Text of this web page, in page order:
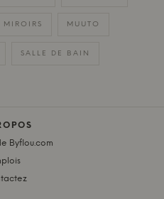
MIROIRS MUUTO
SALLE DE BAIN
Byflou.com